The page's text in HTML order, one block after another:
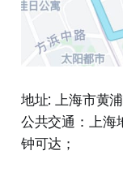
地址: 上海市黄
公共交通：上海
钟可达；